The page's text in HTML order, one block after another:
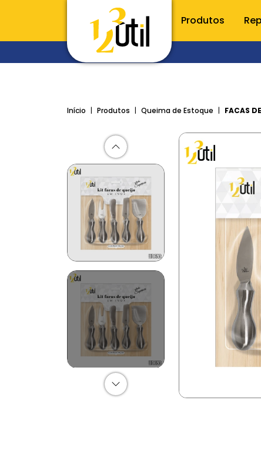
Produtos
Talheres
Inox
Cozinha
Limpeza
Início Produtos Queima de Estoque FACAS